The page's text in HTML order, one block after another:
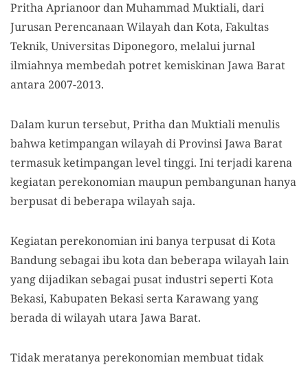
Pritha Aprianoor dan Muhammad Muktiali, dari
Jurusan Perencanaan Wilayah dan Kota, Fakultas
Teknik, Universitas Diponegoro, melalui jurnal
ilmiahnya membedah potret kemiskinan Jawa Barat
antara 2007-2013.
Dalam kurun tersebut, Pritha dan Muktiali menulis
bahwa ketimpangan wilayah di Provinsi Jawa Barat
termasuk ketimpangan level tinggi. Ini terjadi karena
kegiatan perekonomian maupun pembangunan hanya
berpusat di beberapa wilayah saja.
Kegiatan perekonomian ini banya terpusat di Kota
Bandung sebagai ibu kota dan beberapa wilayah lain
yang dijadikan sebagai pusat industri seperti Kota
Bekasi, Kabupaten Bekasi serta Karawang yang
berada di wilayah utara Jawa Barat.
Tidak meratanya perekonomian membuat tidak